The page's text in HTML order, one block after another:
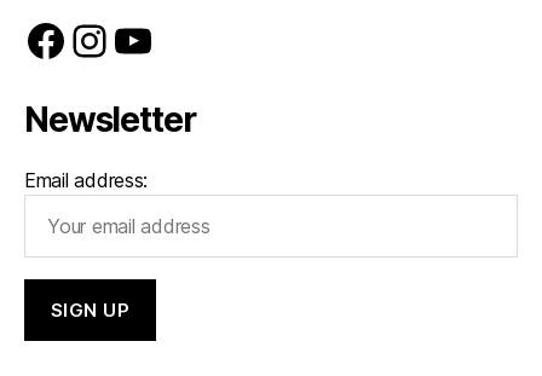
Facebook
Instagram
YouTube
Newsletter
Email address: